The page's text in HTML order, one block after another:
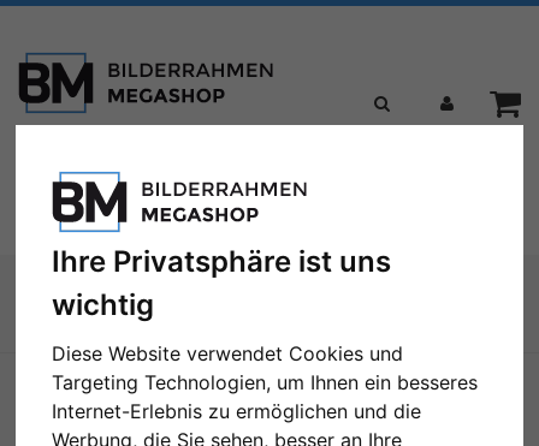
Ihre Privatsphäre ist uns
wichtig
Diese Website verwendet Cookies und
Targeting Technologien, um Ihnen ein besseres
Internet-Erlebnis zu ermöglichen und die
Werbung, die Sie sehen, besser an Ihre
Toggle
navigation
Menü
Sie sind hier: